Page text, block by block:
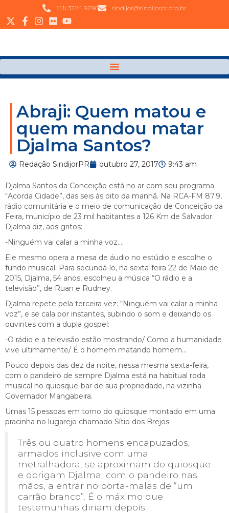
(41) 3224 9296 sindijor@sindijorpr.org.br
Abraji: Quem matou e
quem mandou matar
Djalma Santos?
Redação SindijorPR outubro 27, 2017 9:43 am
Djalma Santos da Conceição está no ar com seu programa
“Acorda Cidade”, das seis às oito da manhã. Na RCA-FM 87.9,
rádio comunitária e o meio de comunicação de Conceição da
Feira, município de 23 mil habitantes a 126 Km de Salvador.
Djalma diz, aos gritos:
-Ninguém vai calar a minha voz….
Ele mesmo opera a mesa de áudio no estúdio e escolhe o
fundo musical. Para secundá-lo, na sexta-feira 22 de Maio de
2015, Djalma, 54 anos, escolheu a música “O rádio e a
televisão”, de Ruan e Rudney.
Djalma repete pela terceira vez: “Ninguém vai calar a minha
voz”, e se cala por instantes, subindo o som e deixando os
ouvintes com a dupla gospel:
-O rádio e a televisão estão mostrando/ Como a humanidade
vive ultimamente/ É o homem matando homem…
Pouco depois das dez da noite, nessa mesma sexta-feira,
com o pandeiro de sempre Djalma está na habitual roda
musical no quiosque-bar de sua propriedade, na vizinha
Governador Mangabeira.
Umas 15 pessoas em torno do quiosque montado em uma
pracinha no lugarejo chamado Sítio dos Brejos.
Três ou quatro homens encapuzados,
armados inclusive com uma
metralhadora, se aproximam do quiosque
e obrigam Djalma, com o pandeiro nas
mãos, a entrar no porta-malas de “um
carrão branco”. É o máximo que
testemunhas diriam depois.